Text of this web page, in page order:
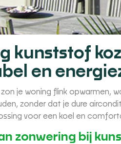
kunststof
en
zon je woning flink opwarmen,
zonder dat je dure
voor een koel en
zonwering bij